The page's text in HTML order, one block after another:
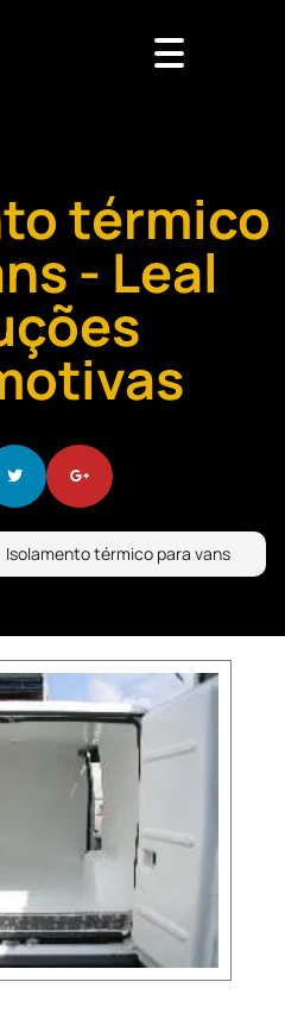
térmico
- Leal
Isolamento térmico para vans